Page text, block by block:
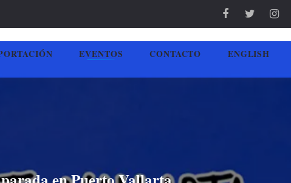
EVENTOS CONTACTO ENGLISH